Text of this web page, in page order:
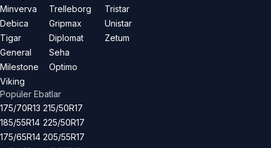
Minverva
Debica
Tigar
General
Milestone
Viking
Trelleborg
Gripmax
Diplomat
Seha
Optimo
Tristar
Unistar
Zetum
Popüler Ebatlar
175/70R13
185/55R14
175/65R14
215/50R17
225/50R17
205/55R17